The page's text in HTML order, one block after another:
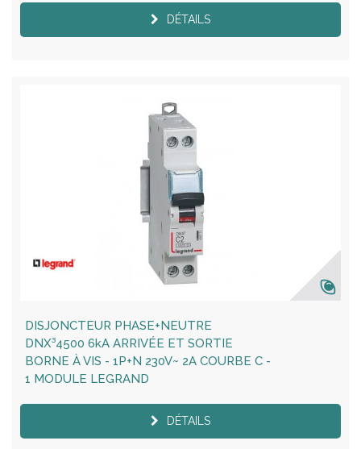
DÉTAILS
DISJONCTEUR PHASE+NEUTRE
DNX³4500 6kA ARRIVÉE ET SORTIE
BORNE À VIS - 1P+N 230V~ 2A COURBE C -
1 MODULE LEGRAND
DÉTAILS